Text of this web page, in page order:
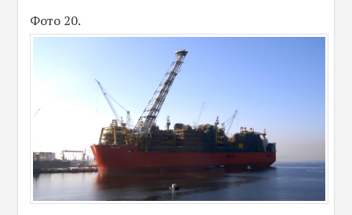
Фото 20.